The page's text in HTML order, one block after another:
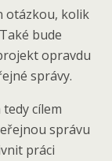
otázkou, kolik
bude
opravdu
správy.
cílem
správu
práci